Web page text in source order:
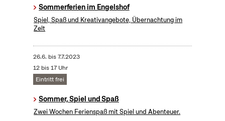
Sommerferien im Engelshof
Spiel, Spaß und Kreativangebote, Übernachtung im
Zelt
26.6. bis7.7.2023
12 bis 17 Uhr
Eintritt frei
Sommer, Spiel und Spaß
Zwei Wochen Ferienspaß mit Spiel und Abenteuer.